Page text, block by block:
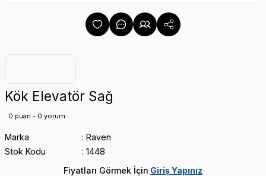
Kök Elevatör Sağ
0 puan - 0 yorum
Marka
Raven
Stok Kodu
1448
Fiyatları Görmek İçin Giriş Yapınız